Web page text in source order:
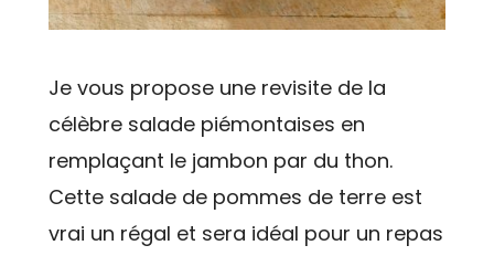
Je vous propose une revisite de la
célèbre salade piémontaises en
remplaçant le jambon par du thon.
Cette salade de pommes de terre est
vrai un régal et sera idéal pour un repas